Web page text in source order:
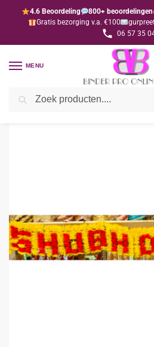
4.6 Beoordeling 800+ beoordelingen
Gratis bezorging v.a. €100
06 57 35
MENU
Home Diwali / Alle spullen